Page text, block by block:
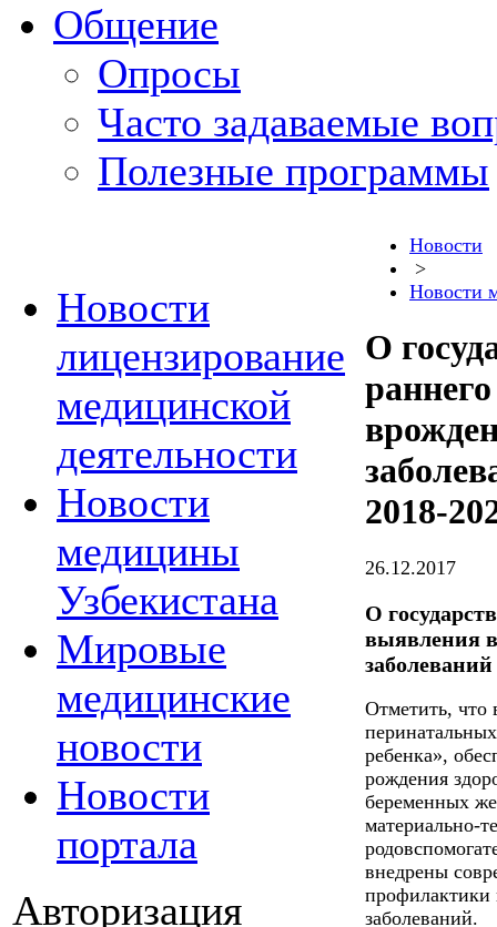
Общение
Опросы
Часто задаваемые
Полезные программы
Новости
лицензирование
медицинской
деятельности
Новости
медицины
Узбекистана
Мировые
медицинские
новости
Новости
портала
Авторизация
Новости
>
Новости
О
2018-
26.12.2017
О
выявления
заболеваний
Отметить, что
ребенка»,
рождения
беременных
материально-
внедрены
профилактики
заболеваний.